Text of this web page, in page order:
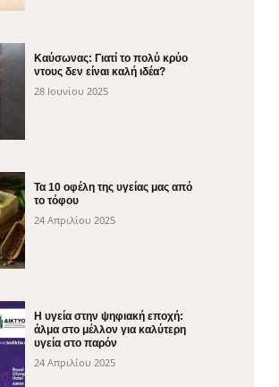
Καύσωνας: Γιατί το πολύ κρύο
ντους δεν είναι καλή ιδέα?
28 Ιουνίου 2025
Τα 10 οφέλη της υγείας μας από
το τόφου
24 Απριλίου 2025
H υγεία στην ψηφιακή εποχή:
άλμα στο μέλλον για καλύτερη
υγεία στο παρόν
24 Απριλίου 2025